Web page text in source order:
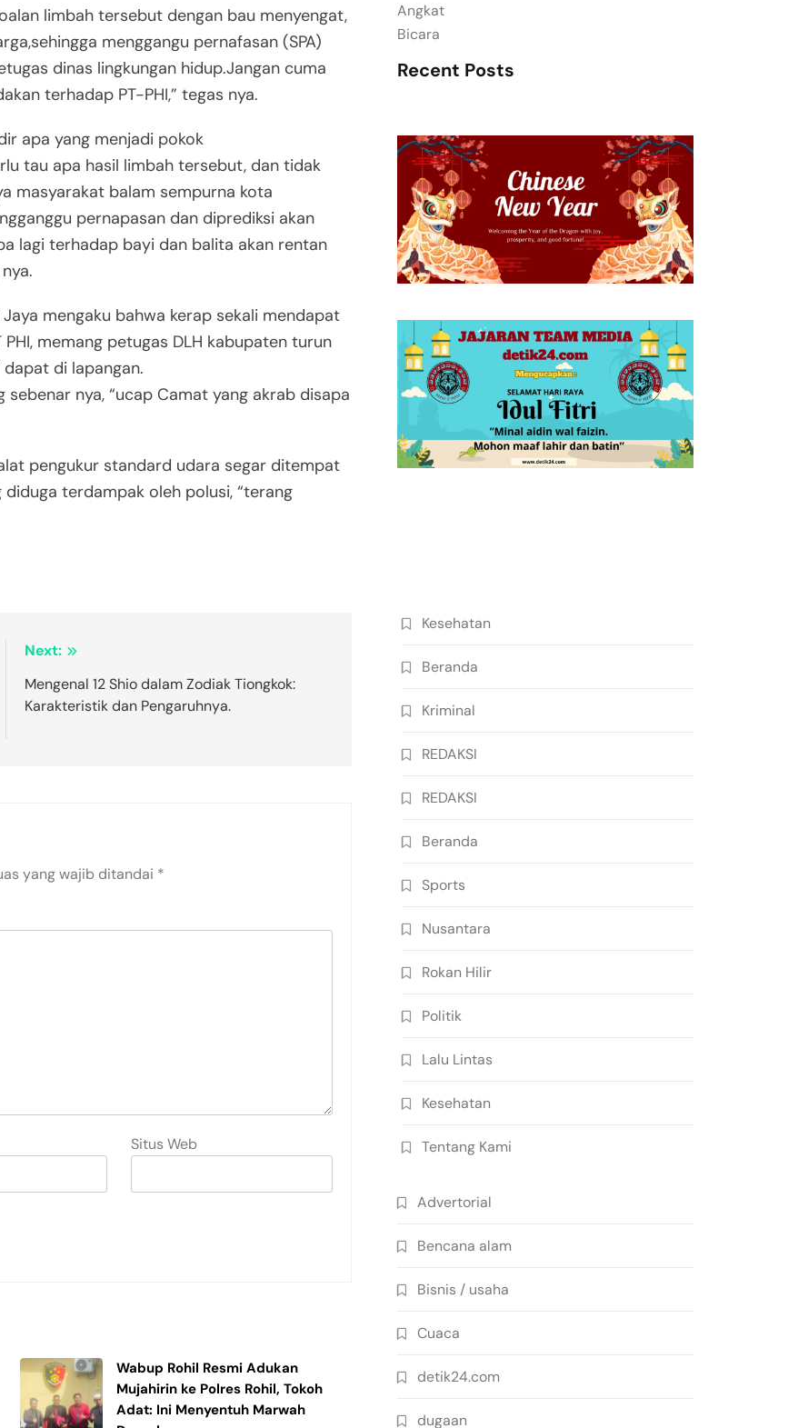
limbah tersebut dengan bau menyengat,
menggangu pernafasan (SPA)
dinas lingkungan hidup.Jangan cuma
terhadap PT-PHI,” tegas nya.
apa yang menjadi pokok
tau apa hasil limbah tersebut, dan tidak
masyarakat balam sempurna kota
pernapasan dan diprediksi akan
lagi terhadap bayi dan balita akan rentan
Jaya mengaku bahwa kerap sekali mendapat
memang petugas DLH kabupaten turun
di lapangan.
nya, “ucap Camat yang akrab disapa
pengukur standard udara segar ditempat
terdampak oleh polusi, “terang
Next:
Mengenal 12 Shio dalam Zodiak Tiongkok:
Karakteristik dan Pengaruhnya.
yang wajib ditandai *
Situs Web
Wabup Rohil Resmi Adukan
Mujahirin ke Polres Rohil, Tokoh
Adat: Ini Menyentuh Marwah
Angkat
Bicara
Recent Posts
Kesehatan
Beranda
Kriminal
REDAKSI
REDAKSI
Beranda
Sports
Nusantara
Rokan Hilir
Politik
Lalu Lintas
Kesehatan
Tentang Kami
Advertorial
Bencana alam
Bisnis / usaha
Cuaca
detik24.com
dugaan